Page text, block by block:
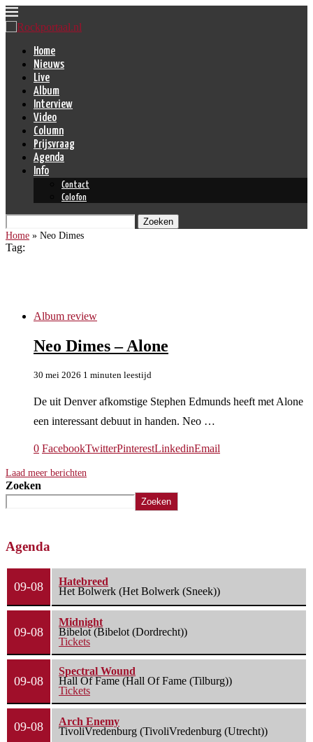
Home
Nieuws
Live
Album
Interview
Video
Column
Prijsvraag
Agenda
Info
Contact
Colofon
Zoeken
Home » Neo Dimes
Tag:
Album review
Neo Dimes – Alone
30 mei 2026 1 minuten leestijd
De uit Denver afkomstige Stephen Edmunds heeft met Alone
een interessant debuut in handen. Neo …
0 FacebookTwitterPinterestLinkedinEmail
Laad meer berichten
Zoeken
Zoeken
Agenda
09-08
Hatebreed
Het Bolwerk (Het Bolwerk (Sneek))
09-08
Midnight
Bibelot (Bibelot (Dordrecht))
Tickets
09-08
Spectral Wound
Hall Of Fame (Hall Of Fame (Tilburg))
Tickets
09-08
Arch Enemy
TivoliVredenburg (TivoliVredenburg (Utrecht))